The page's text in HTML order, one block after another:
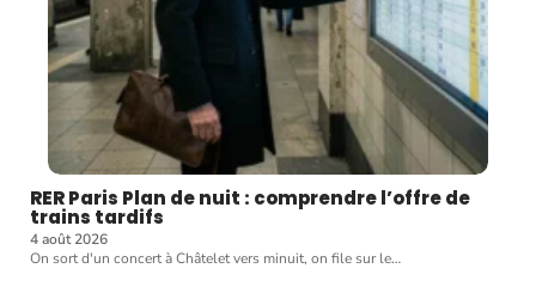
RER Paris Plan de nuit : comprendre l’offre de
trains tardifs
4 août 2026
On sort d'un concert à Châtelet vers minuit, on file sur le…